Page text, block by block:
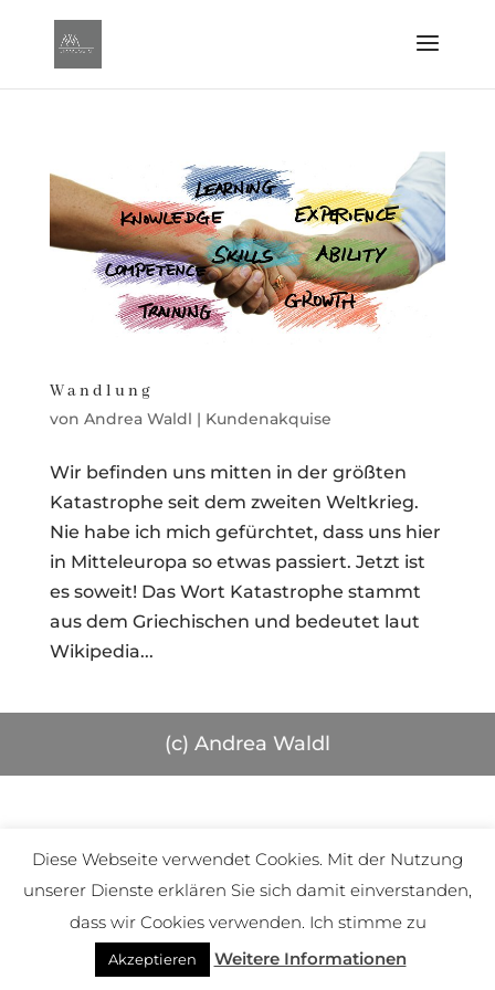
Wandlung
von Andrea Waldl | Kundenakquise
Wir befinden uns mitten in der größten
Katastrophe seit dem zweiten Weltkrieg.
Nie habe ich mich gefürchtet, dass uns hier
in Mitteleuropa so etwas passiert. Jetzt ist
es soweit! Das Wort Katastrophe stammt
aus dem Griechischen und bedeutet laut
Wikipedia...
(c) Andrea Waldl
Diese Webseite verwendet Cookies. Mit der Nutzung
unserer Dienste erklären Sie sich damit einverstanden,
dass wir Cookies verwenden. Ich stimme zu
Akzeptieren Weitere Informationen